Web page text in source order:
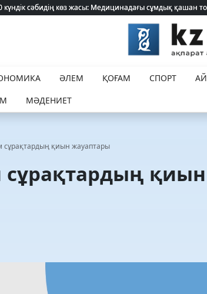
ӘЛЕМ ҚОҒАМ СПОРТ
МӘДЕНИЕТ
сұрақтардың қиын жауаптары
қиын